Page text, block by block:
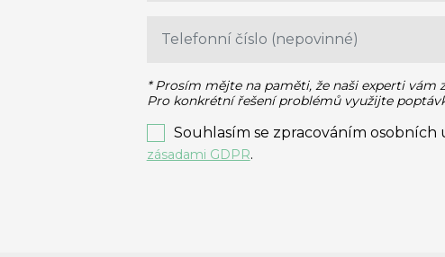
* Prosím mějte na paměti, že naši experti vám
Pro konkrétní řešení problémů využijte
Souhlasím se zpracováním osobních
zásadami GDPR.